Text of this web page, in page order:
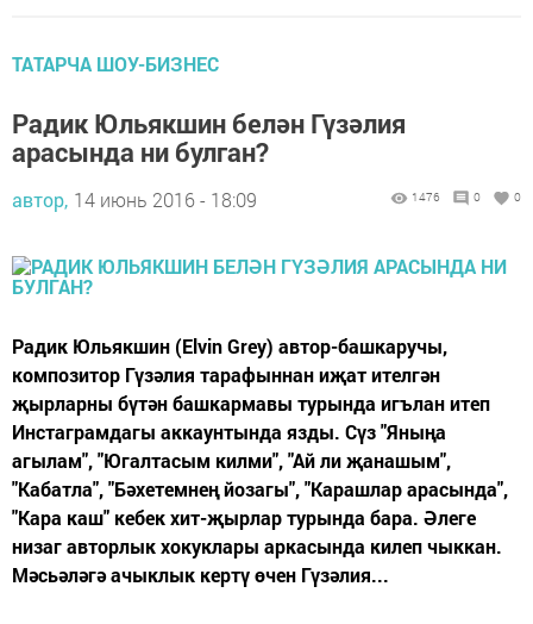
ТАТАРЧА ШОУ-БИЗНЕС
Радик Юльякшин белән Гүзәлия
арасында ни булган?
автор, 14 июнь 2016 - 18:09 1476 0 0
Радик Юльякшин (Elvin Grey) автор-башкаручы,
композитор Гүзәлия тарафыннан иҗат ителгән
җырларны бүтән башкармавы турында игълан итеп
Инстаграмдагы аккаунтында язды. Сүз "Яныңа
агылам", "Югалтасым килми", "Ай ли җанашым",
"Кабатла", "Бәхетемнең йозагы", "Карашлар арасында",
"Кара каш" кебек хит-җырлар турында бара. Әлеге
низаг авторлык хокуклары аркасында килеп чыккан.
Мәсьәләгә ачыклык кертү өчен Гүзәлия...